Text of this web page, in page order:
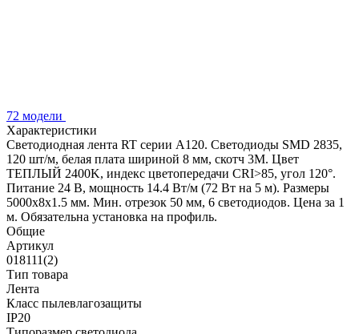
72 модели
Характеристики
Светодиодная лента RT серии A120. Светодиоды SMD 2835,
120 шт/м, белая плата шириной 8 мм, скотч 3M. Цвет
ТЕПЛЫЙ 2400K, индекс цветопередачи CRI>85, угол 120°.
Питание 24 В, мощность 14.4 Вт/м (72 Вт на 5 м). Размеры
5000x8x1.5 мм. Мин. отрезок 50 мм, 6 светодиодов. Цена за 1
м. Обязательна установка на профиль.
Общие
Артикул
018111(2)
Тип товара
Лента
Класс пылевлагозащиты
IP20